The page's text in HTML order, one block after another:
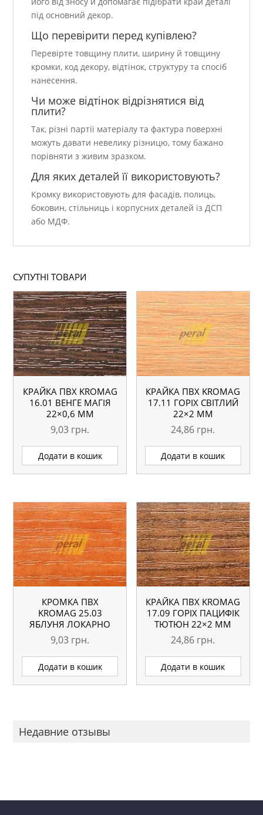
під основний декор.
Що перевірити перед купівлею?
Перевірте товщину плити, ширину й товщину
кромки, код декору, відтінок, структуру та спосіб
нанесення.
Чи може відтінок відрізнятися від
плити?
Так, різні партії матеріалу та фактура поверхні
можуть давати невелику різницю, тому бажано
порівняти з живим зразком.
Для яких деталей її використовують?
Кромку використовують для фасадів, полиць,
боковин, стільниць і корпусних деталей із ДСП
або МДФ.
СУПУТНІ ТОВАРИ
КРАЙКА ПВХ KROMAG
16.01 ВЕНГЕ МАГІЯ
22×0,6 ММ
9,03 грн.
Додати в кошик
КРАЙКА ПВХ KROMAG
17.11 ГОРІХ СВІТЛИЙ
22×2 ММ
24,86 грн.
Додати в кошик
КРОМКА ПВХ
KROMAG 25.03
ЯБЛУНЯ ЛОКАРНО
22×0,6 ММ
9,03 грн.
Додати в кошик
КРАЙКА ПВХ KROMAG
17.09 ГОРІХ ПАЦИФІК
ТЮТЮН 22×2 ММ
24,86 грн.
Додати в кошик
Недавние отзывы